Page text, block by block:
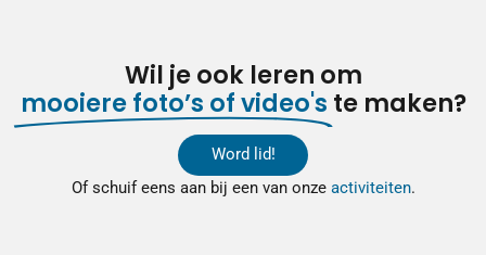
Wil je ook leren om
mooiere foto’s of video's te maken?
Word lid!
Of schuif eens aan bij een van onze activiteiten.